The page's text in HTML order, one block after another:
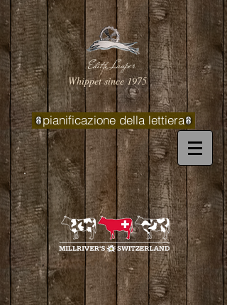
Edith Lauper
Whippet since 1975
pianificazione della lettiera